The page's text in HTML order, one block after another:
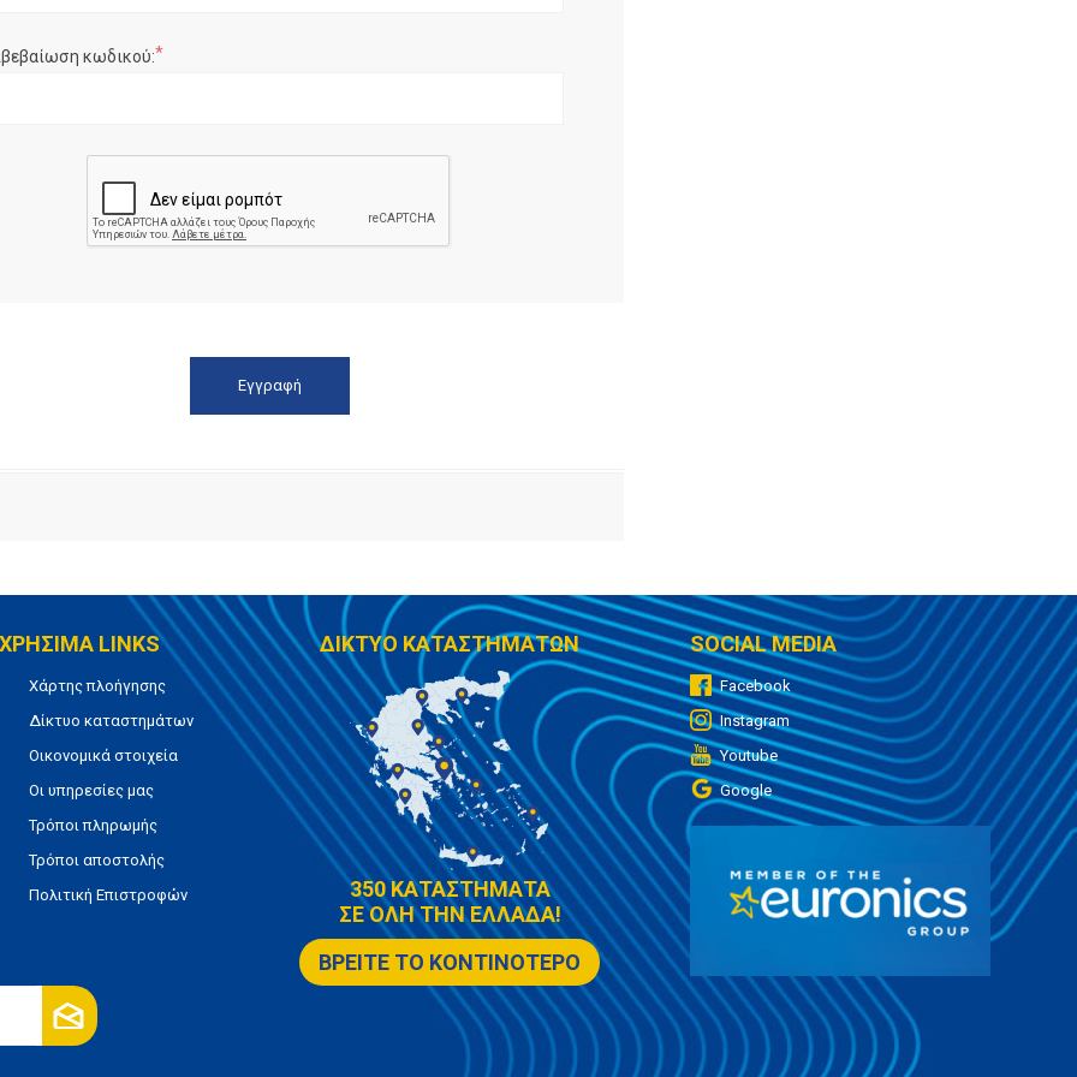
κωδικού:*
ΧΡΗΣΙΜΑ LINKS
Χάρτης πλοήγησης
Δίκτυο καταστημάτων
Οικονομικά στοιχεία
Οι υπηρεσίες μας
Τρόποι πληρωμής
Τρόποι αποστολής
Πολιτική Επιστροφών
ΔΙΚΤΥΟ ΚΑΤΑΣΤΗΜΑΤΩΝ
350 ΚΑΤΑΣΤΗΜΑΤΑ
ΣΕ ΟΛΗ ΤΗΝ ΕΛΛΑΔΑ!
ΒΡΕΙΤΕ ΤΟ ΚΟΝΤΙΝΟΤΕΡΟ
SOCIAL MEDIA
Facebook
Instagram
Youtube
Google